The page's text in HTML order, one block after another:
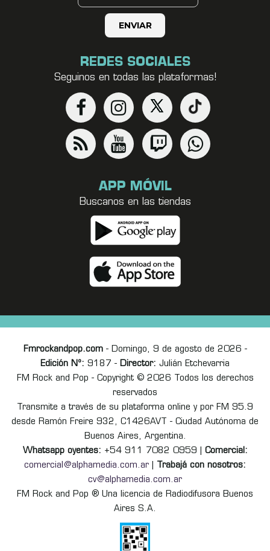
REDES SOCIALES
Seguinos en todas las plataformas!
APP MÓVIL
Buscanos en las tiendas
Fmrockandpop.com- Domingo, 9 de agosto de 2026 -
Edición Nº: 9187 - Director: Julián Etchevarria
FM Rock and Pop - Copyright © 2026 Todos los derechos
reservados
Transmite a través de su plataforma online y por FM 95.9
desde Ramón Freire 932, C1426AVT - Ciudad Autónoma de
Buenos Aires, Argentina.
Whatsapp oyentes: +54 911 7082 0959 | Comercial:
comercial@alphamedia.com.ar
Trabajá con nosotros:
cv@alphamedia.com.ar
FM Rock and Pop ® Una licencia de Radiodifusora Buenos
Aires S.A.